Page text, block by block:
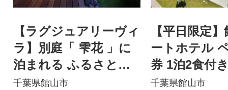
【ラグジュアリーヴィ
ラ】別庭「 雫花 」に
泊まれる ふるさと納
税共通ギフト券 200,00
千葉県館山市
【平日限定
ートホテル
券 1泊2食付
ャンビュー
千葉県館山市